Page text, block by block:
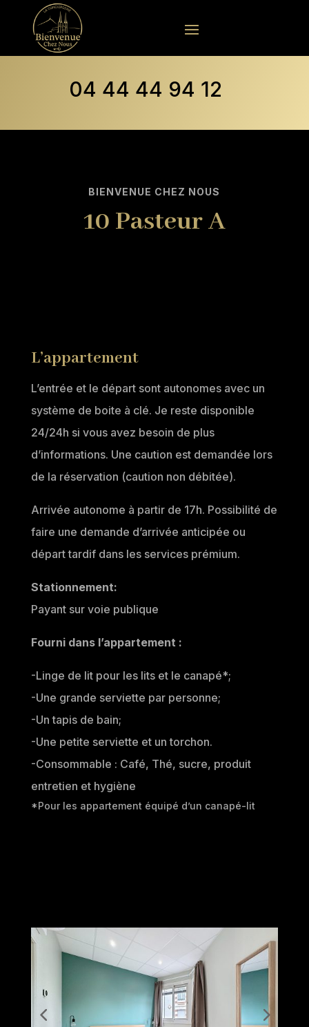
04 44 44 94 12
BIENVENUE CHEZ NOUS
10 Pasteur A
L’appartement
L’entrée et le départ sont autonomes avec un
système de boite à clé. Je reste disponible
24/24h si vous avez besoin de plus
d’informations. Une caution est demandée lors
de la réservation (caution non débitée).
Arrivée autonome à partir de 17h. Possibilité de
faire une demande d’arrivée anticipée ou
départ tardif dans les services prémium.
Stationnement:
Payant sur voie publique
Fourni dans l’appartement :
-Linge de lit pour les lits et le canapé*;
-Une grande serviette par personne;
-Un tapis de bain;
-Une petite serviette et un torchon.
-Consommable : Café, Thé, sucre, produit
entretien et hygiène
*Pour les appartement équipé d’un canapé-lit